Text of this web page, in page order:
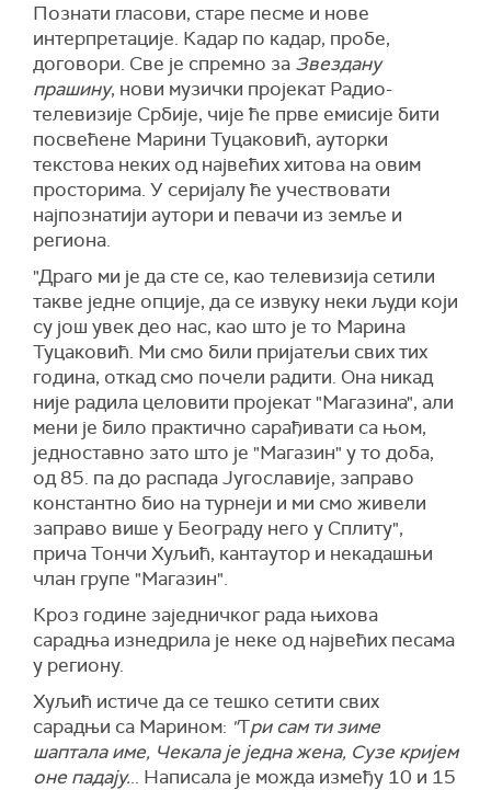
Познати гласови, старе песме и нове
интерпретације. Кадар по кадар, пробе,
договори. Све је спремно за Звездану
прашину, нови музички пројекат Радио-
телевизије Србије, чије ће прве емисије бити
посвећене Марини Туцаковић, ауторки
текстова неких од највећих хитова на овим
просторима. У серијалу ће учествовати
најпознатији аутори и певачи из земље и
региона.
"Драго ми је да сте се, као телевизија сетили
такве једне опције, да се извуку неки људи који
су још увек део нас, као што је то Марина
Туцаковић. Ми смо били пријатељи свих тих
година, откад смо почели радити. Она никад
није радила целовити пројекат "Магазина", али
мени је било практично сарађивати са њом,
једноставно зато што је "Магазин" у то доба,
од 85. па до распада Југославије, заправо
константно био на турнеји и ми смо живели
заправо више у Београду него у Сплиту",
прича Тончи Хуљић, кантаутор и некадашњи
члан групе "Магазин".
Кроз године заједничког рада њихова
сарадња изнедрила је неке од највећих песама
у региону.
Хуљић истиче да се тешко сетити свих
сарадњи са Марином: "Три сам ти зиме
шаптала име, Чекала је једна жена, Сузе кријем
оне падају... Написала је можда између 10 и 15